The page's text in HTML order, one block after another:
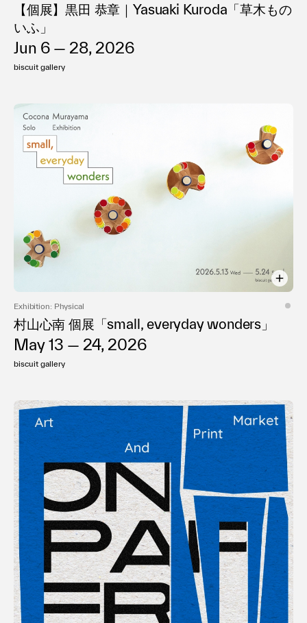
【個展】黒田 恭章｜Yasuaki Kuroda「草木もの
いふ」
Jun 6 — 28, 2026
biscuit gallery
Exhibition: Physical
村山心南 個展「small, everyday wonders」
May 13 — 24, 2026
biscuit gallery